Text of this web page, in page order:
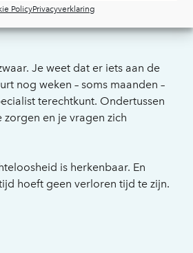
PolicyPrivacyverklaring
maar je klachten wachten niet.
Je weet dat er iets aan de
nog weken – soms maanden –
terechtkunt. Ondertussen
zorgen en je vragen zich
is herkenbaar. En
hoeft geen verloren tijd te zijn.